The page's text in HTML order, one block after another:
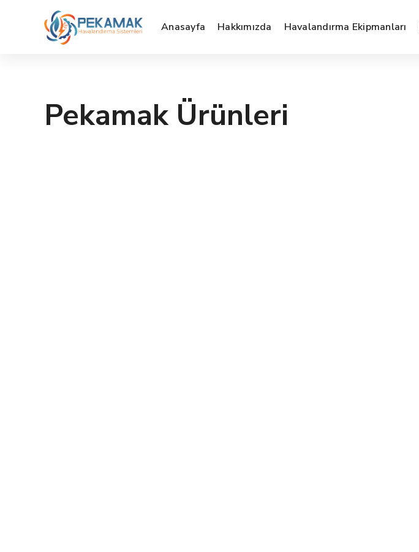
Anasayfa Hakkımızda Havalandırma Ekipmanları
Pekamak Ürünleri